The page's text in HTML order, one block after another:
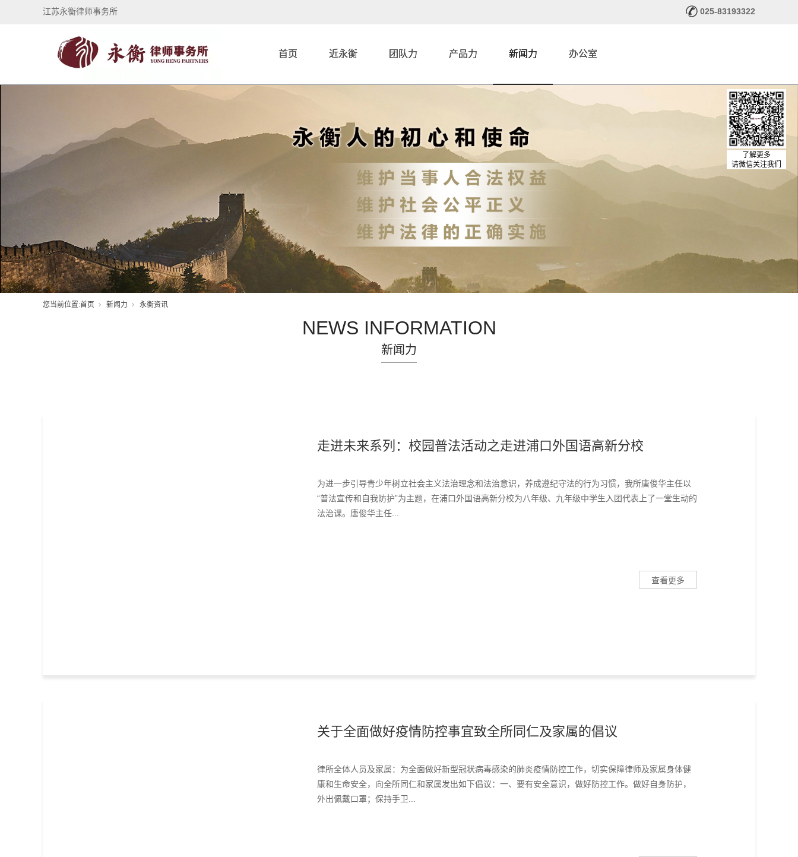
江苏永衡律师事务所 025-83193322
首页 近永衡 团队力 产品力 新闻力 办公室
您当前位置:首页 新闻力 永衡资讯
NEWS INFORMATION
新闻力
走进未来系列：校园普法活动之走进浦口外国语高新分校
为进一步引导青少年树立社会主义法治理念和法治意识，养成遵纪守法的行为习惯，我所唐俊华主任以
“普法宣传和自我防护”为主题，在浦口外国语高新分校为八年级、九年级中学生入团代表上了一堂生动的
法治课。唐俊华主任...
查看更多
关于全面做好疫情防控事宜致全所同仁及家属的倡议
律所全体人员及家属：为全面做好新型冠状病毒感染的肺炎疫情防控工作，切实保障律师及家属身体健
康和生命安全，向全所同仁和家属发出如下倡议：一、要有安全意识，做好防控工作。做好自身防护，
外出佩戴口罩；保持手卫...
了解更多
请微信关注我们